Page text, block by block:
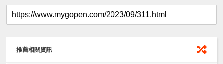
推薦相關資訊